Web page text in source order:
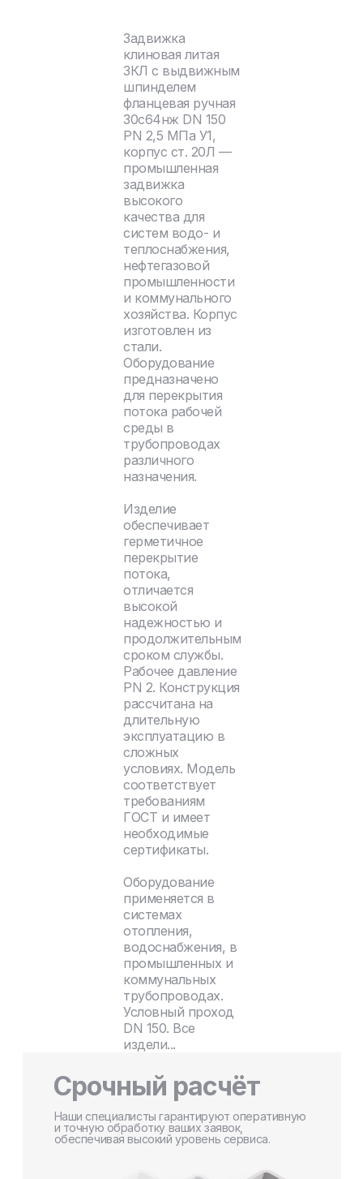
Задвижка
клиновая литая
ЗКЛ с выдвижным
шпинделем
фланцевая ручная
30с64нж DN 150
PN 2,5 МПа У1,
корпус ст. 20Л —
промышленная
задвижка
высокого
качества для
систем водо- и
теплоснабжения,
нефтегазовой
промышленности
и коммунального
хозяйства. Корпус
изготовлен из
стали.
Оборудование
предназначено
для перекрытия
потока рабочей
среды в
трубопроводах
различного
назначения.
Изделие
обеспечивает
герметичное
перекрытие
потока,
отличается
высокой
надежностью и
продолжительным
сроком службы.
Рабочее давление
PN 2. Конструкция
рассчитана на
длительную
эксплуатацию в
сложных
условиях. Модель
соответствует
требованиям
ГОСТ и имеет
необходимые
сертификаты.
Оборудование
применяется в
системах
отопления,
водоснабжения, в
промышленных и
коммунальных
трубопроводах.
Условный проход
DN 150. Все
издели...
Срочный расчёт
Наши специалисты гарантируют оперативную
и точную обработку ваших заявок,
обеспечивая высокий уровень сервиса.